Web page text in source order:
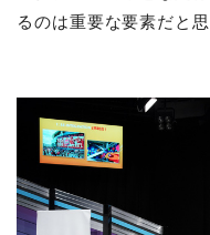
るのは重要な要素だと思